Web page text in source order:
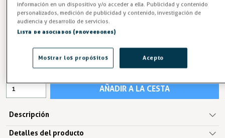
-3% AHORRA -2,21 €
67,76 € 69,97 €
IVA excl. 56,00€
AÑADIR A LA CESTA
Descripción
Detalles del producto
información en un dispositivo y/o acceder a ella. Publicidad y contenido
personalizados, medición de publicidad y contenido, investigación de
audiencia y desarrollo de servicios.
Lista de asociados (proveedores)
Acepto
Mostrar los propósitos